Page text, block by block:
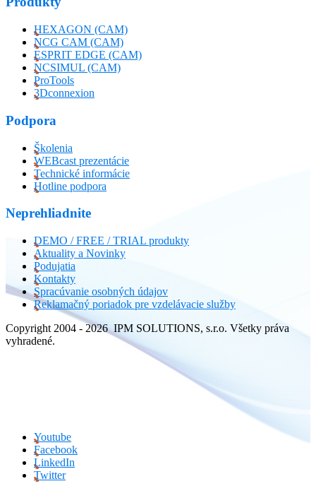
HEXAGON (CAM)
NCG CAM (CAM)
ESPRIT EDGE (CAM)
NCSIMUL (CAM)
ProTools
3Dconnexion
Podpora
Školenia
WEBcast prezentácie
Technické informácie
Hotline podpora
Neprehliadnite
DEMO / FREE / TRIAL produkty
Aktuality a Novinky
Podujatia
Kontakty
Spracúvanie osobných údajov
Reklamačný poriadok pre vzdelávacie služby
Copyright 2004 - 2026 IPM SOLUTIONS, s.r.o. Všetky práva
vyhradené.
Youtube
Facebook
LinkedIn
Twitter